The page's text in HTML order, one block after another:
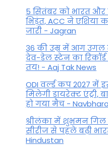
5 सितंबर को भारत और
भिड़ंत, ACC ने एशिया
जारी - Jagran
36 की उम्र में आग
देव-डेल स्टेन का रिकॉर्ड
तय! - Aaj Tak News
ODI वर्ल्ड कप 2027 में
मिलेगी डायरेक्ट एंट्री,
हो गया मैच -
श्रीलंका में शुभमन
सीरीज से पहले बढ़ी
Hindustan